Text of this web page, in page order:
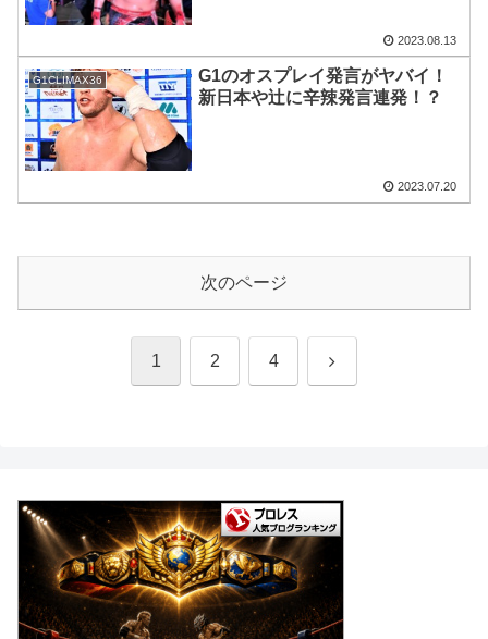
2023.08.13
G1CLIMAX36
G1のオスプレイ発言がヤバイ！
新日本や辻に辛辣発言連発！？
2023.07.20
次のページ
1 2 4 次